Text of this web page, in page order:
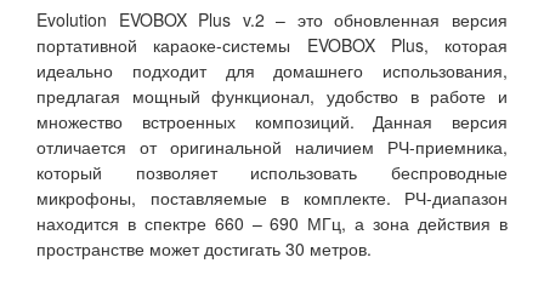
Evolution EVOBOX Plus v.2 – это обновленная версия
портативной караоке-системы EVOBOX Plus, которая
идеально подходит для домашнего использования,
предлагая мощный функционал, удобство в работе и
множество встроенных композиций. Данная версия
отличается от оригинальной наличием РЧ-приемника,
который позволяет использовать беспроводные
микрофоны, поставляемые в комплекте. РЧ-диапазон
находится в спектре 660 – 690 МГц, а зона действия в
пространстве может достигать 30 метров.